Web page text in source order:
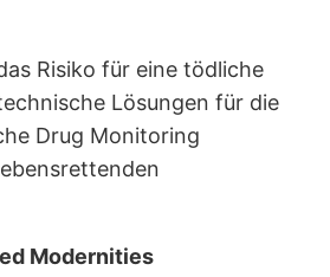
Risiko für eine tödliche
Lösungen für die
Drug Monitoring
Modernities